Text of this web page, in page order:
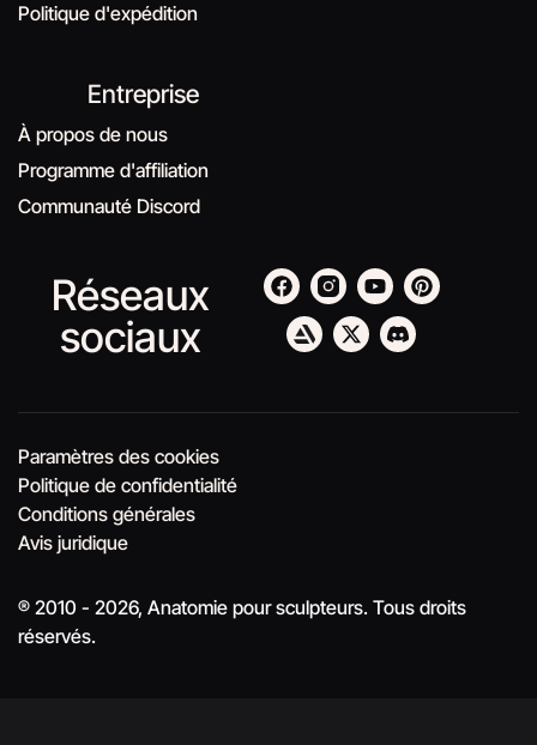
Réseaux
sociaux
Entreprise
À propos de nous
Programme d'affiliation
Communauté Discord
Politique d'expédition
® 2010 - 2026, Anatomie pour sculpteurs. Tous droits
réservés.
Avis juridique
Conditions générales
Politique de confidentialité
Paramètres des cookies